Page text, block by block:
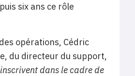
six ans ce rôle
opérations, Cédric
du directeur du support,
dans le cadre de